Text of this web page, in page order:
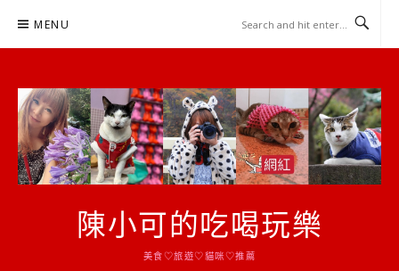
MENU
陳小可的吃喝玩樂
美食♡旅遊♡貓咪♡推薦